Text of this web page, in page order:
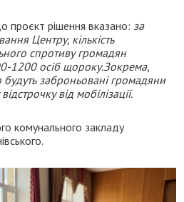
проєкт рішення вказано: за
Центру, кількість
спротиву громадян
1200 осіб щороку.Зокрема,
заброньовані громадяни
від мобілізації.
комунального закладу